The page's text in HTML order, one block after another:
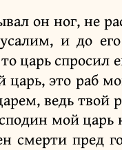
он ног, не
и до его
царь спросил
царь, это раб
ведь твой
мой царь
смерти пред